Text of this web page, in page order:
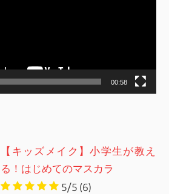
00:58
【キッズメイク】小学生が教え
る！はじめてのマスカラ
5/5 (6)